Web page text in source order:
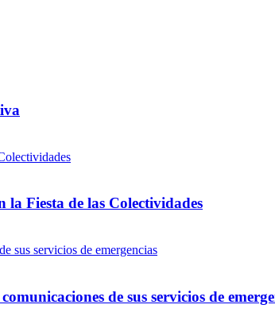
Fiesta de las Colectividades
de sus servicios de